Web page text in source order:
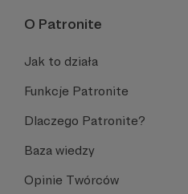
O Patronite
Jak to działa
Funkcje Patronite
Dlaczego Patronite?
Baza wiedzy
Opinie Twórców